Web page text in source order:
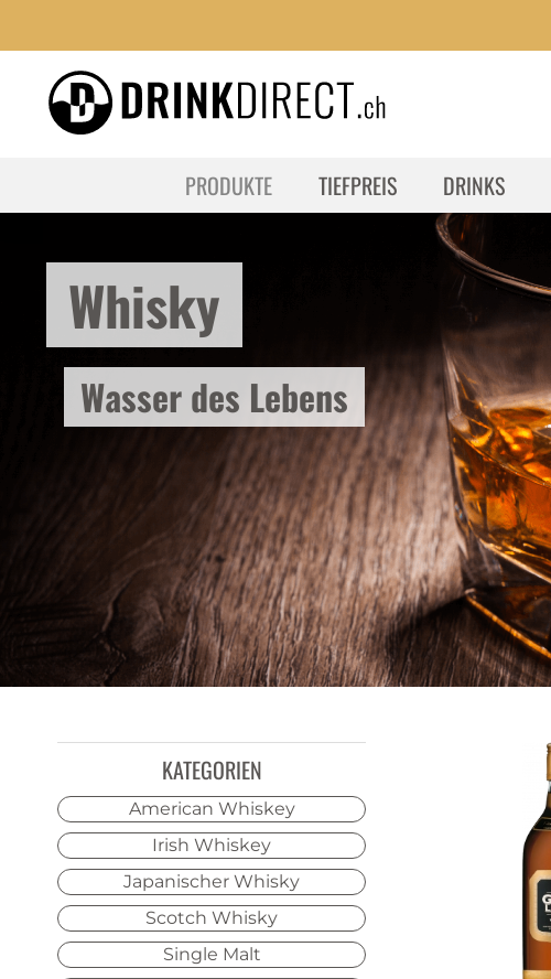
PRODUKTE TIEFPREIS DRINKS
Whisky
Wasser des Lebens
KATEGORIEN
American Whiskey
Irish Whiskey
Japanischer Whisky
Scotch Whisky
Single Malt